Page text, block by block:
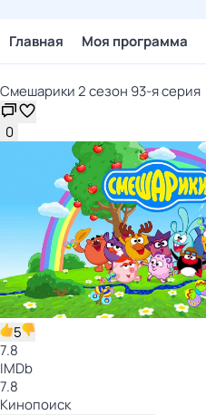
Главная Моя программа
Смешарики 2 сезон 93-я серия
0
5
7.8
IMDb
7.8
Кинопоиск